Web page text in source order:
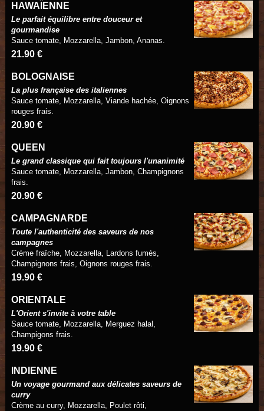
HAWAÏENNE
Le parfait équilibre entre douceur et
gourmandise
Sauce tomate, Mozzarella, Jambon, Ananas.
21.90 €
BOLOGNAISE
La plus française des italiennes
Sauce tomate, Mozzarella, Viande hachée, Oignons
rouges frais.
20.90 €
QUEEN
Le grand classique qui fait toujours l'unanimité
Sauce tomate, Mozzarella, Jambon, Champignons
frais.
20.90 €
CAMPAGNARDE
Toute l'authenticité des saveurs de nos
campagnes
Crème fraîche, Mozzarella, Lardons fumés,
Champignons frais, Oignons rouges frais.
19.90 €
ORIENTALE
L'Orient s'invite à votre table
Sauce tomate, Mozzarella, Merguez halal,
Champigons frais.
19.90 €
INDIENNE
Un voyage gourmand aux délicates saveurs de
curry
Crème au curry, Mozzarella, Poulet rôti,